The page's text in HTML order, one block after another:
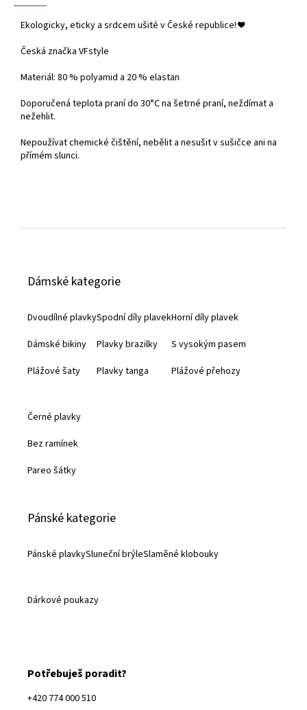
Ekologicky, eticky a srdcem ušité v České republice!❤️
Česká značka VFstyle
Materiál: 80 % polyamid a 20 % elastan
Doporučená teplota praní do 30°C na šetrné praní, neždímat a
nežehlit.
Nepoužívat chemické čištění, nebělit a nesušit v sušičce ani na
přímém slunci.
Dámské kategorie
Dvoudílné plavky
Dámské bikiny
Plážové šaty
Spodní díly plavek
Plavky brazilky
Plavky tanga
Horní díly plavek
S vysokým pasem
Plážové přehozy
Černé plavky
Bez ramínek
Pareo šátky
Pánské kategorie
Pánské plavkySluneční brýleSlaměné klobouky
Dárkové poukazy
Potřebuješ poradit?
+420 774 000 510